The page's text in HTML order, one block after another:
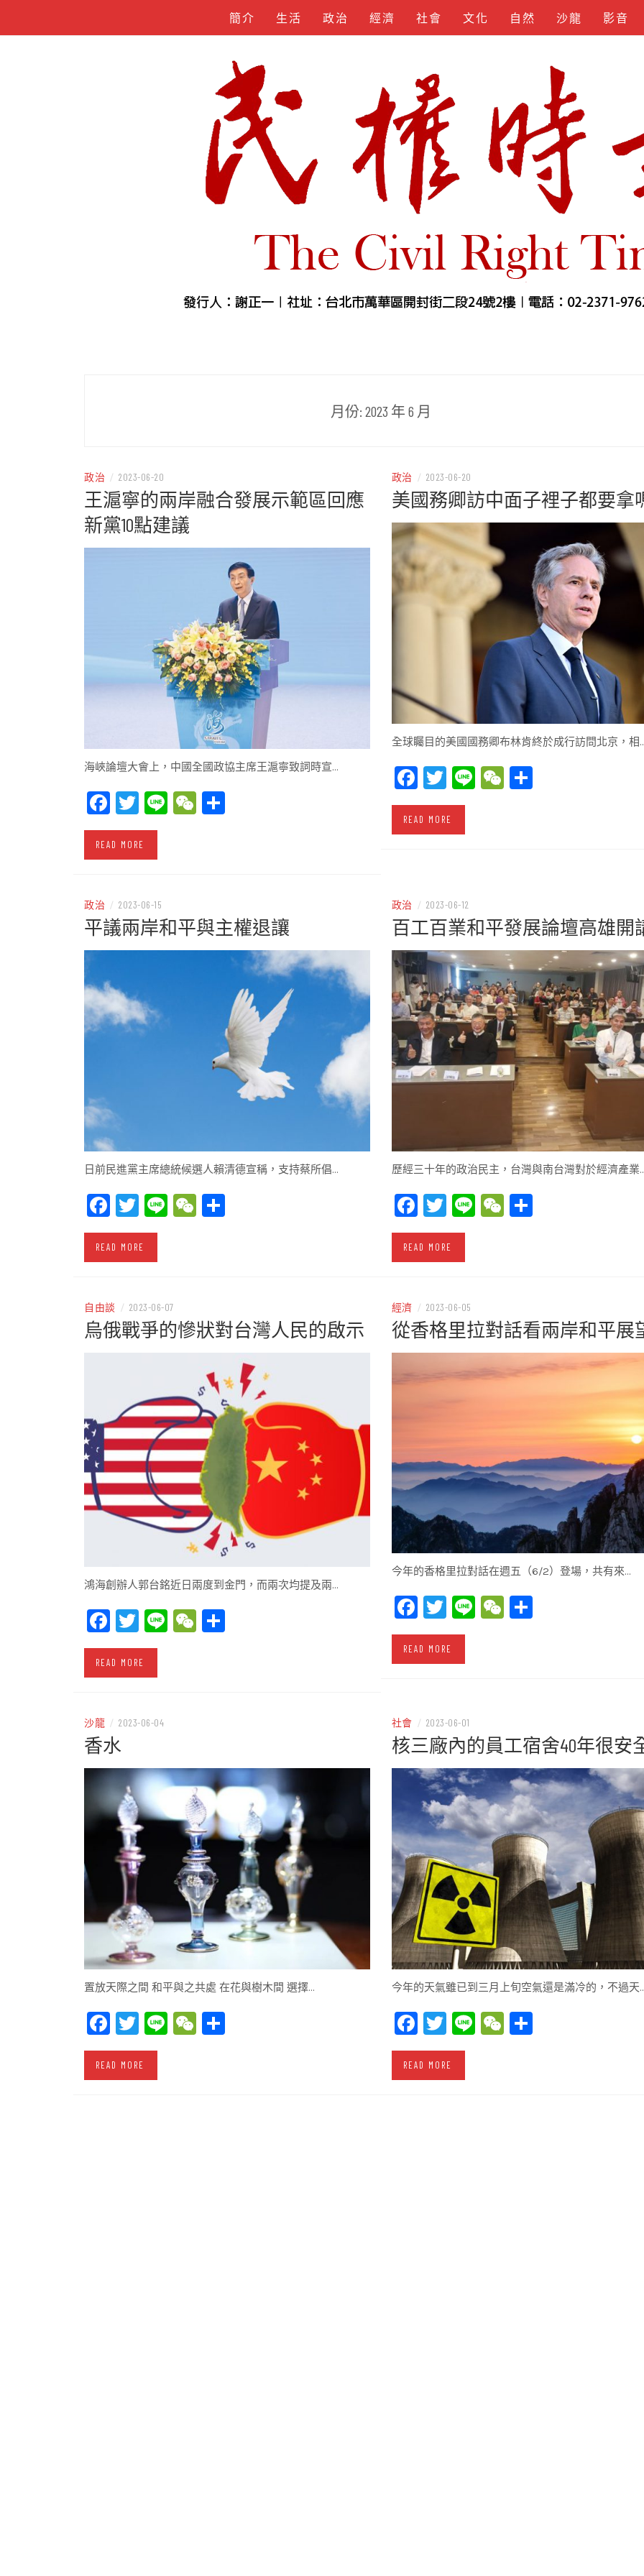
簡介 生活 政治 經濟 社會 文化 自然 沙龍 影音
月份: 2023 年 6 月
政治 / 2023-06-20
王滬寧的兩岸融合發展示範區回應
新黨10點建議
海峽論壇大會上，中國全國政協主席王滬寧致詞時宣…
Facebook
Twitter
LineWeChat
READ MORE
政治 / 2023-06-20
美國務卿訪中面子裡子都要拿
全球矚目的美國國務卿布林肯終於成行訪問北京，相
Facebook
Twitter
LineWeChat
Share
READ MORE
政治 / 2023-06-15
平議兩岸和平與主權退讓
日前民進黨主席總統候選人賴清德宣稱，支持蔡所倡…
Facebook
Twitter
LineWeChat
READ MORE
政治 / 2023-06-12
百工百業和平發展論壇高雄開
歷經三十年的政治民主，台灣與南台灣對於經濟產業
Facebook
Twitter
LineWeChat
Share
READ MORE
自由談 / 2023-06-07
烏俄戰爭的慘狀對台灣人民的啟示
鴻海創辦人郭台銘近日兩度到金門，而兩次均提及兩…
Facebook
Twitter
LineWeChat
READ MORE
經濟 / 2023-06-05
從香格里拉對話看兩岸和平展
今年的香格里拉對話在週五（6/2）登場，共有來…
Facebook
Twitter
LineWeChat
READ MORE
沙龍 / 2023-06-04
香水
置放天際之間 和平與之共處 在花與樹木間 選擇…
Facebook
Twitter
LineWeChat
READ MORE
社會 / 2023-06-01
核三廠內的員工宿舍40年很安
今年的天氣雖已到三月上旬空氣還是滿冷的，不過天
Facebook
Twitter
LineWeChat
Share
READ MORE